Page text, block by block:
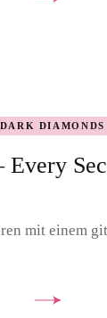
DARK DIAMONDS
Every
mit einem